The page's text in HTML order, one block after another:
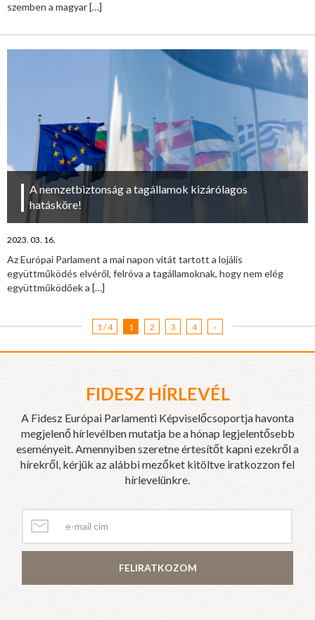
szemben a magyar[…]
A nemzetbiztonság a tagállamok kizárólagos
hatásköre!
2023. 03. 16.
Az Európai Parlament a mai napon vitát tartott a lojális
együttműködés elvéről, felróva a tagállamoknak, hogy nem elég
együttműködőek a […]
1 / 4 1 2 3 4 ›
FIDESZ HÍRLEVÉL
A Fidesz Európai Parlamenti Képviselőcsoportja havonta
megjelenő hírlevélben mutatja be a hónap legjelentősebb
eseményeit. Amennyiben szeretne értesítőt kapni ezekről a
hírekről, kérjük az alábbi mezőket kitöltve iratkozzon fel
hírlevelünkre.
FELIRATKOZOM